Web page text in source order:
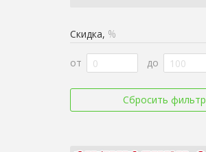
Скидка, %
от до
Сбросить фильтр